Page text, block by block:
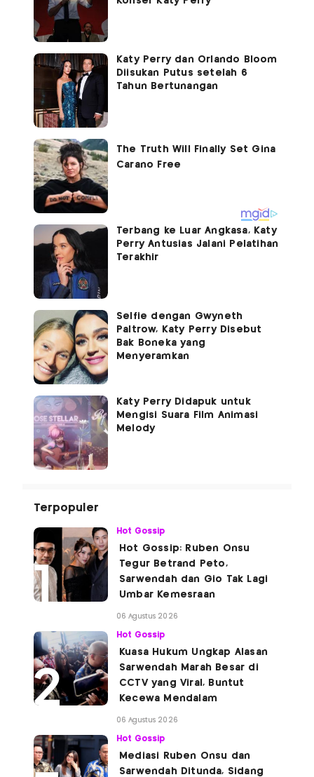
Katy Perry dan Orlando Bloom
Diisukan Putus setelah 6
Tahun Bertunangan
Terbang ke Luar Angkasa, Katy
Perry Antusias Jalani Pelatihan
Terakhir
Selfie dengan Gwyneth
Paltrow, Katy Perry Disebut
Bak Boneka yang
Menyeramkan
Katy Perry Didapuk untuk
Mengisi Suara Film Animasi
Melody
Terpopuler
Hot Gossip
Hot Gossip: Ruben Onsu
Tegur Betrand Peto,
Sarwendah dan Gio Tak Lagi
Umbar Kemesraan
06 Agustus 2026
Hot Gossip
Kuasa Hukum Ungkap Alasan
Sarwendah Marah Besar di
CCTV yang Viral, Buntut
Kecewa Mendalam
06 Agustus 2026
Hot Gossip
Mediasi Ruben Onsu dan
Sarwendah Ditunda, Sidang